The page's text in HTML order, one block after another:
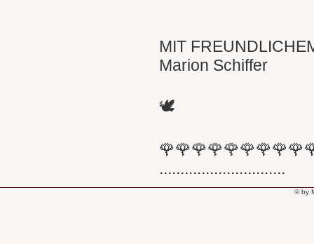
MIT
Marion Schiffer
🕊
..............................
© by